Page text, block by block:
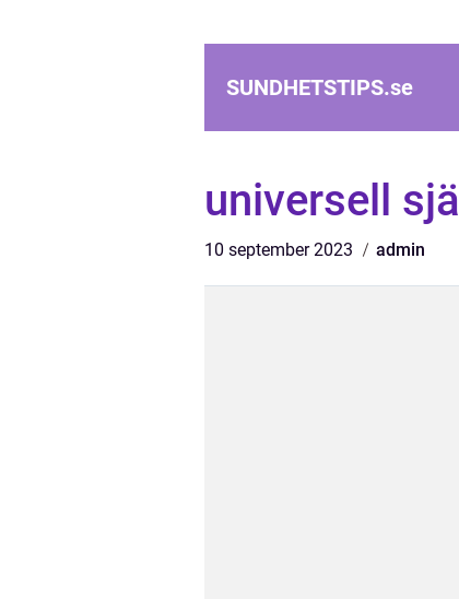
SUNDHETSTIPS.se
universell själ
10 september 2023 admin